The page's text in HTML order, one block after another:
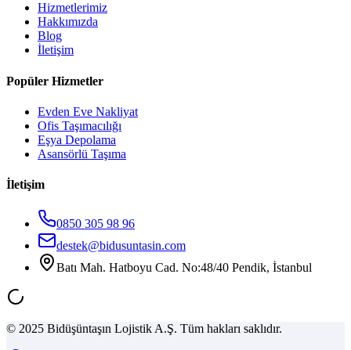
Hizmetlerimiz
Hakkımızda
Blog
İletişim
Popüler Hizmetler
Evden Eve Nakliyat
Ofis Taşımacılığı
Eşya Depolama
Asansörlü Taşıma
İletişim
0850 305 98 96
destek@bidusuntasin.com
Batı Mah. Hatboyu Cad. No:48/40 Pendik, İstanbul
© 2025 Bidüşüntaşın Lojistik A.Ş. Tüm hakları saklıdır.